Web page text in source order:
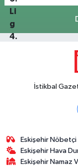
İstikbal
Eskişehir Nöbetçi
Eskişehir Hava
Eskişehir Namaz